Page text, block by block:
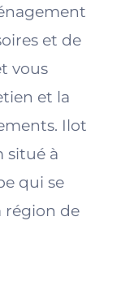
et de
vous
et la
Ilot
situé à
qui se
région de